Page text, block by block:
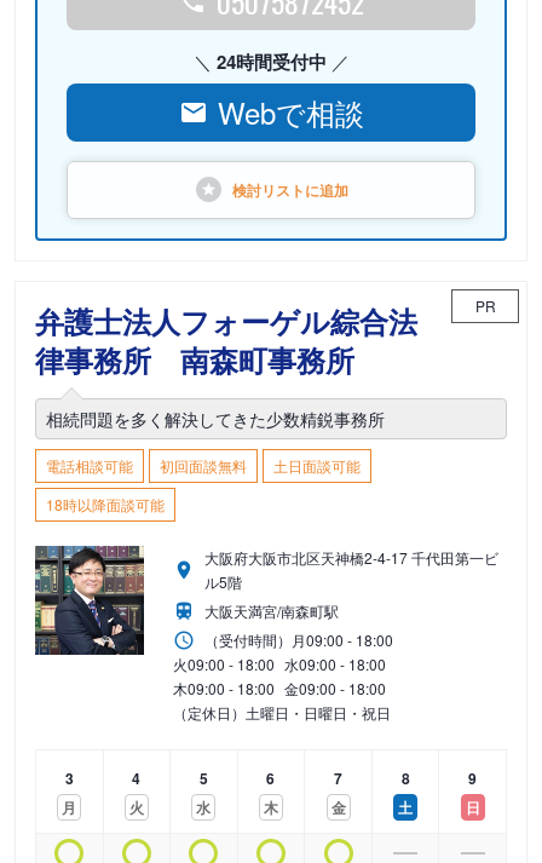
24時間受付中
Webで相談
検討リストに追加
弁護士法人フォーゲル綜合法
律事務所 南森町事務所
PR
相続問題を多く解決してきた少数精鋭事務所
電話相談可能 初回面談無料
土日面談可能
18時以降面談可能
大阪府大阪市北区天神橋2-4-17 千代田第一ビ
ル5階
大阪天満宮/南森町駅
（受付時間） 月09:00 - 18:00
火09:00 - 18:00 水09:00 - 18:00
木09:00 - 18:00 金09:00 - 18:00
（定休日）土曜日・日曜日・祝日
3
月
4
火
5
水
6
木
7
金
8
土
9
日